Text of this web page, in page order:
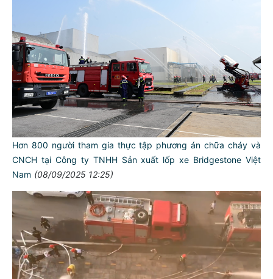
Hơn 800 người tham gia thực tập phương án chữa cháy và
CNCH tại Công ty TNHH Sản xuất lốp xe Bridgestone Việt
Nam (08/09/2025 12:25)